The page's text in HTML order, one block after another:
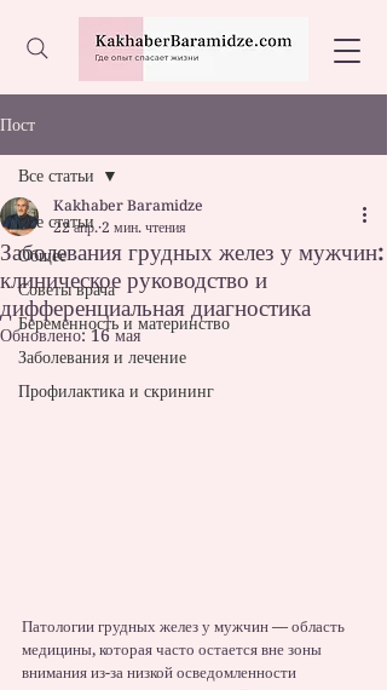
Пост
Все статьи
Общее
Советы врача
Беременность и материнство
Заболевания и лечение
Профилактика и скрининг
Все статьи
Заболевания грудных желез у мужчин:
клиническое руководство и
дифференциальная диагностика
Kakhaber Baramidze
22 апр.2 мин. чтения
Обновлено:16 мая
Патологии грудных желез у мужчин — область
медицины, которая часто остается вне зоны
внимания из-за низкой осведомленности